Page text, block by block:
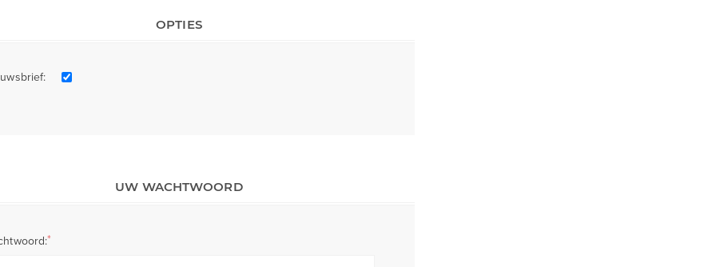
OPTIES
UW WACHTWOORD
*